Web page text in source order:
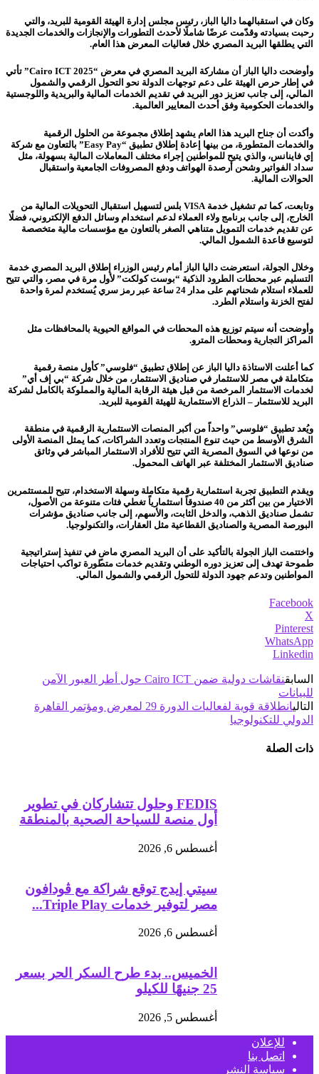
وكان في استقبالهما داليا الباز، رئيس مجلس إدارة الهيئة القومية للبريد، والتي
رحبت بسيادته وقدّمت عرضًا شاملًا لأحدث التطورات والإنجازات والخدمات الجديدة
التي يطلقها البريد المصري خلال فعاليات المعرض هذا العام.
وأوضحت داليا الباز أن مشاركة البريد المصري في معرض “Cairo ICT 2025” تأتي
في إطار حرص الهيئة على دعم توجهات الدولة نحو التحول الرقمي والشمول
المالي، إلى جانب تعزيز دور البريد في تقديم الخدمات المالية والبريدية واللوجستية
والخدمات الحكومية وفق أحدث المعايير العالمية.
وأكدت أن جناح البريد هذا العام يشهد إطلاق مجموعة من الحلول الرقمية
والخدمات المتطورة، من بينها إعادة إطلاق تطبيق “Easy Pay” بالتعاون مع شركة
إي فاينانس، والذي يتيح للمواطنين إجراء مختلف المعاملات المالية بسهولة، مثل
سداد الفواتير وشحن أرصدة الهواتف ودفع المصروفات الجامعية واستقبال
الحوالات المالية.
وتابعت، كما تم تشغيل خدمة VISA بلس لتسهيل استقبال التحويلات المالية من
الخارج، إلى جانب برنامج ولاء العملاء لدعم استخدام وسائل الدفع الإلكتروني، فضلًا
عن تقديم خدمات التمويل متناهي الصغر بالتعاون مع مؤسسات مالية متخصصة
لتوسيع قاعدة الشمول المالي.
وخلال الجولة، استعرضت داليا الباز أمام رئيس الوزراء إطلاق البريد المصري خدمة
التسليم عبر محطات الطرود الذكية “بوست كولكت” لأول مرة في مصر، والتي تتيح
للعملاء استلام شحناتهم على مدار 24 ساعة عبر رمز سري يُستخدم لمرة واحدة
لفتح الخزنة واستلام الطرد.
وأوضحت أنه سيتم توزيع هذه المحطات في المواقع الحيوية بالمحافظات مثل
المراكز التجارية ومحطات المترو.
كما أعلنت الاستاذة داليا الباز عن إطلاق تطبيق “فلوسي” كأول منصة رقمية
متكاملة في مصر للاستثمار في صناديق الاستثمار، من خلال شركة “بي إف أي”
لخدمات الاستثمار المرخصة من قبل هيئة الرقابة المالية والمملوكة بالكامل لشركة
البريد للاستثمار – الذراع الاستثمارية للهيئة القومية للبريد.
ويُعد تطبيق “فلوسي” واحداً من أكبر المنصات الاستثمارية الرقمية في منطقة
الشرق الأوسط من حيث تنوع المنتجات وتعدد الشراكات، كما يمثل المنصة الأولى
من نوعها في السوق المصرية التي تتيح للأفراد الاستثمار المباشر في وثائق
صناديق الاستثمار المختلفة عبر الهاتف المحمول.
ويقدم التطبيق تجربة استثمارية رقمية متكاملة وسهلة الاستخدام، تتيح للمستثمرين
الاختيار من بين أكثر من 40 صندوقاً استثمارياً تغطي فئات متنوعة من الأصول،
تشمل صناديق الذهب، والدخل الثابت، والأسهم، إلى جانب صناديق مؤشرات
البورصة المصرية والصناديق القطاعية مثل العقارات، والتكنولوجيا.
واختتمت الباز الجولة بالتأكيد على أن البريد المصري ماضٍ في تنفيذ إستراتيجية
طموحة تهدف إلى تعزيز دوره الوطني وتقديم خدمات متطورة تواكب احتياجات
المواطنين وتدعم جهود الدولة للتحول الرقمي والشمول المالي.
Facebook
X
Pinterest
WhatsApp
Linkedin
السابق
نقاشات دولية ضمن Cairo ICT حول أطر العبور الآمن
للبيانات
التالي
انطلاقة قوية لفعاليات الدورة 29 لمعرض ومؤتمر القاهرة
الدولي للتكنولوجيا
ذات الصلة
FEDIS وحلول تتشاركان في تطوير
أول منصة للسياحة الصحية بالمنطقة
أغسطس 6, 2026
سيتي إيدج توقع شراكة مع ڤودافون
مصر لتوفير خدمات Triple Play...
أغسطس 6, 2026
الخميس.. بدء طرح السكر الحر بسعر
25 جنيهًا للكيلو
أغسطس 5, 2026
للإعلان
اتصل بنا
سياسة النشر